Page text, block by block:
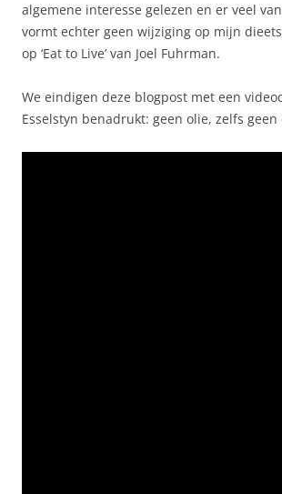
algemene interesse gelezen en er veel
vormt echter geen wijziging op mijn
op ‘Eat to Live’ van Joel Fuhrman.
We eindigen deze blogpost met een
Esselstyn benadrukt: geen olie, zelfs